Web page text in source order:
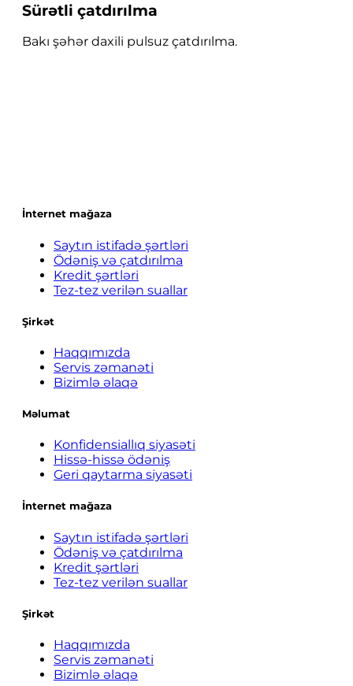
Sürətli çatdırılma
Bakı şəhər daxili pulsuz çatdırılma.
İnternet mağaza
Saytın istifadə şərtləri
Ödəniş və çatdırılma
Kredit şərtləri
Tez-tez verilən suallar
Şirkət
Haqqımızda
Servis zəmanəti
Bizimlə əlaqə
Məlumat
Konfidensiallıq siyasəti
Hissə-hissə ödəniş
Geri qaytarma siyasəti
İnternet mağaza
Saytın istifadə şərtləri
Ödəniş və çatdırılma
Kredit şərtləri
Tez-tez verilən suallar
Şirkət
Haqqımızda
Servis zəmanəti
Bizimlə əlaqə